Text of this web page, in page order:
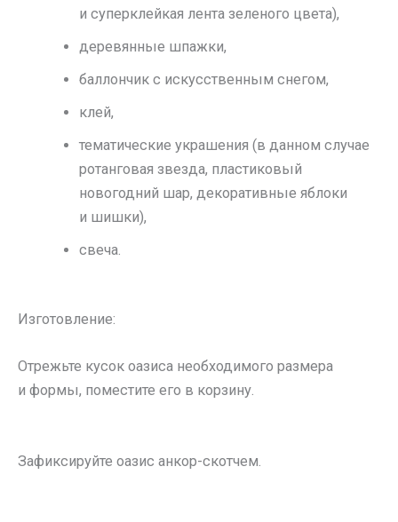
и суперклейкая лента зеленого цвета),
деревянные шпажки,
баллончик с искусственным снегом,
клей,
тематические украшения (в данном случае
ротанговая звезда, пластиковый
новогодний шар, декоративные яблоки
и шишки),
свеча.
Изготовление:
Отрежьте кусок оазиса необходимого размера
и формы, поместите его в корзину.
Зафиксируйте оазис анкор-скотчем.